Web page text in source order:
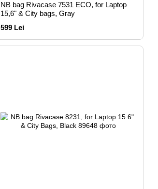
NB bag Rivacase 7531 ECO, for Laptop
15,6" & City bags, Gray
599 Lei